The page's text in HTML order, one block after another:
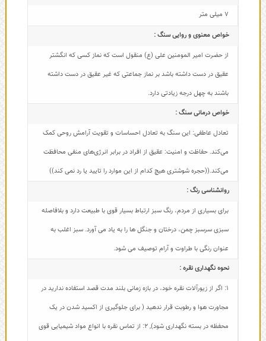
7 میلی متر
خواص معنوی و روایی سنگ :
از حضرت امیر المومنین علی (ع) منقول است که نماز کسی که انگشتر
عقیق در دست داشته باشد بر نماز جماعتی که غیر عقیق در دست داشته
باشند به چهل درجه زیادتی دارد.
خواص درمانی سنگ :
تعادل عاطفی: این سنگ به تعادل احساسات و تقویت آرامش روحی کمک
می‌کند. حفاظت و امنیت: عقیق از افراد در برابر انرژی‌های منفی محافظت
می‌کند.((حجره شوشتری هیچ کدام از این موارد را تایید یا رد نمی کند))
روانشناسی رنگ :
برای بسیاری از مردم، رنگ سبز ارتباط بسیار قوی با طبیعت دارد و بلافاصله
سبزی سرسبز چمن، درختان و جنگل ها را به یاد می آورد. سبز اغلب به
عنوان رنگی با طراوت و آرام توصیف می شود.
نحوه نگهداری نقره :
1: اگر از زیورآلات نقره خود، در بازه زمانی بلند مدت قصد استفاده ندارید در
مجاورت هوا و رطوبت قرار ندهید ( برای جلوگیری از اکسید شدن در یک
محفظه در بسته نگهداری شود), 2: از تماس نقره با انواع مواد شیمیایی قوی